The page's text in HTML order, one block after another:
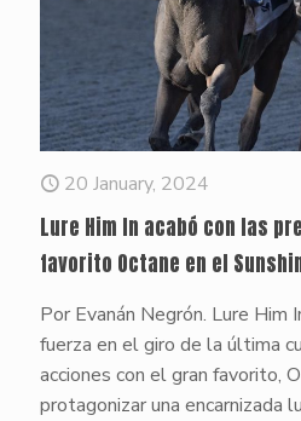
20 January, 2024
Lure Him In acabó con las
favorito Octane en el
Por Evanán Negrón. Lure Him
fuerza en el giro de la última
acciones con el gran favorito,
protagonizar una encarnizada